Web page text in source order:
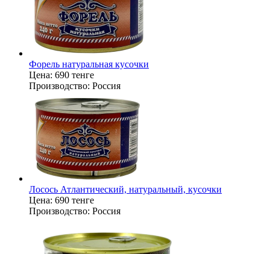
Форель натуральная кусочки
Цена: 690 тенге
Производство: Россия
Лосось Атлантический, натуральный, кусочки
Цена: 690 тенге
Производство: Россия